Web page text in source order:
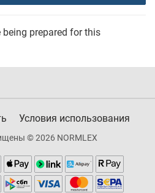
prepared for this
Условия использования
© 2026 NORMLEX